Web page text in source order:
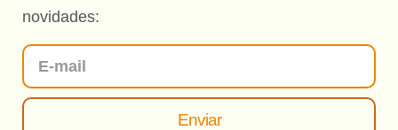
novidades:
Enviar